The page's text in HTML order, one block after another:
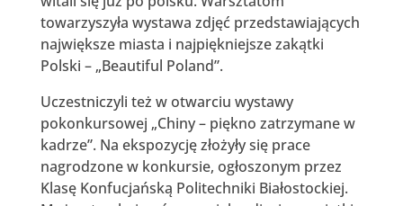
towarzyszyła wystawa zdjęć przedstawiających
największe miasta i najpiękniejsze zakątki
Polski – „Beautiful Poland”.
Uczestniczyli też w otwarciu wystawy
pokonkursowej „Chiny – piękno zatrzymane w
kadrze”. Na ekspozycję złożyły się prace
nagrodzone w konkursie, ogłoszonym przez
Klasę Konfucjańską Politechniki Białostockiej.